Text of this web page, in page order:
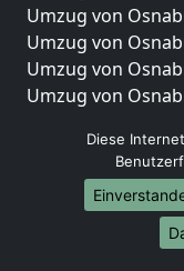
Umzug von
Umzug von
Umzug von
Umzug von
Umzug von
Umzüge-
Umzug von
Umzug von
Diese